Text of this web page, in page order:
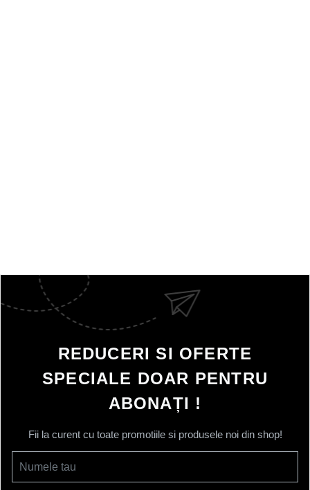
REDUCERI SI OFERTE
SPECIALE DOAR PENTRU
ABONAȚI !
Fii la curent cu toate promotiile si produsele noi din shop!
Numele tau